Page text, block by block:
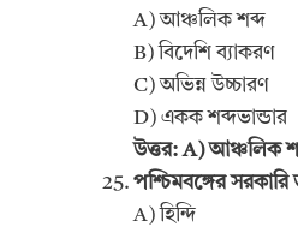
A) আঞ্চলিক শব্দ
B) বিদেশি ব্যাকরণ
C) অভিন্ন উচ্চারণ
D) একক শব্দভান্ডার
উত্তর: A) আঞ্চলিক
পশ্চিমবঙ্গের সরকারি
A) হিন্দি